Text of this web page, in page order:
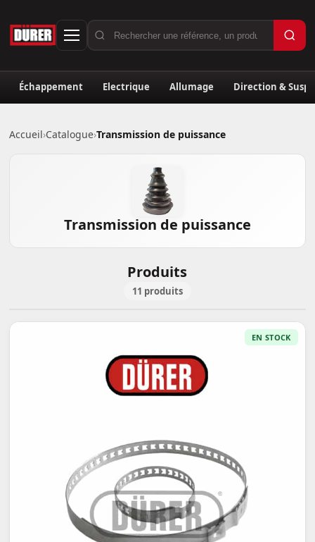
Échappement Electrique Allumage Direction &
Accueil›Catalogue›Transmission de puissance
Transmission de puissance
Produits
11 produits
EN STOCK